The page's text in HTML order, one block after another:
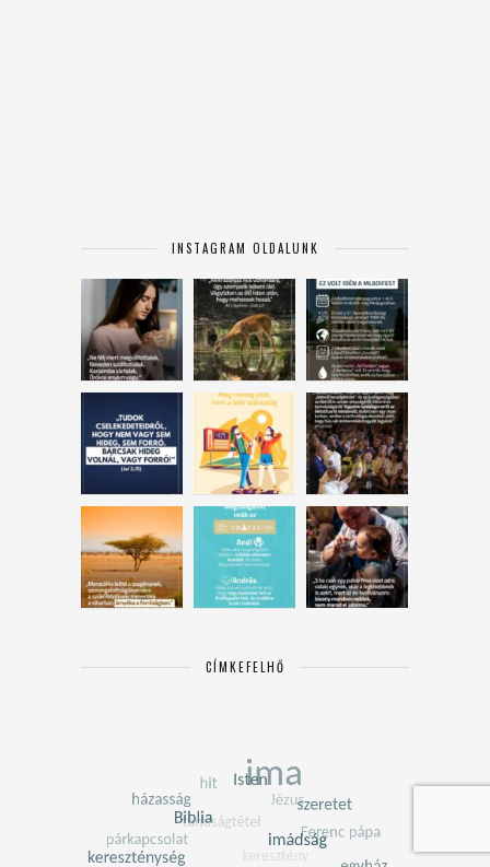
INSTAGRAM OLDALUNK
CÍMKEFELHŐ